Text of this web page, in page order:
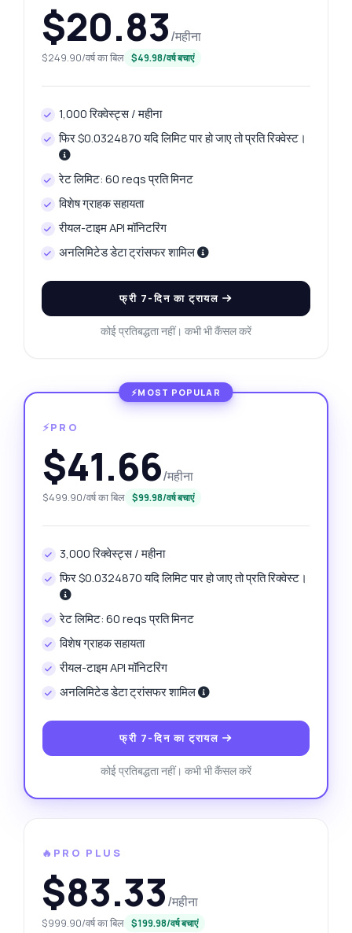
$20.83/महीना
$249.90/वर्ष का बिल $49.98/वर्ष बचाएं
1,000 रिक्वेस्ट्स / महीना
फिर $0.0324870 यदि लिमिट पार हो जाए तो प्रति रिक्वेस्ट।
रेट लिमिट: 60 reqs प्रति मिनट
विशेष ग्राहक सहायता
रीयल-टाइम API मॉनिटरिंग
अनलिमिटेड डेटा ट्रांसफर शामिल
फ्री 7-दिन का ट्रायल
कोई प्रतिबद्धता नहीं। कभी भी कैंसल करें
⚡PRO
$41.66/महीना
$499.90/वर्ष का बिल $99.98/वर्ष बचाएं
3,000 रिक्वेस्ट्स / महीना
फिर $0.0324870 यदि लिमिट पार हो जाए तो प्रति रिक्वेस्ट।
रेट लिमिट: 60 reqs प्रति मिनट
विशेष ग्राहक सहायता
रीयल-टाइम API मॉनिटरिंग
अनलिमिटेड डेटा ट्रांसफर शामिल
फ्री 7-दिन का ट्रायल
कोई प्रतिबद्धता नहीं। कभी भी कैंसल करें
🔥PRO PLUS
$83.33/महीना
$999.90/वर्ष का बिल $199.98/वर्ष बचाएं